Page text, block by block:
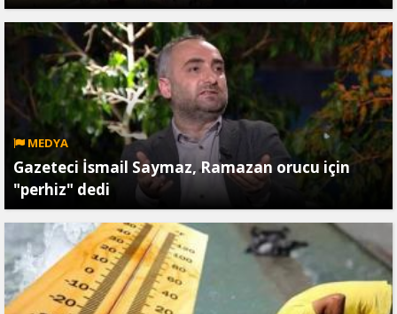
MEDYA
Gazeteci İsmail Saymaz, Ramazan orucu için
"perhiz" dedi